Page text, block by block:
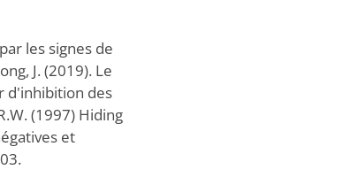
les signes de
J. (2019). Le
d'inhibition des
(1997) Hiding
et